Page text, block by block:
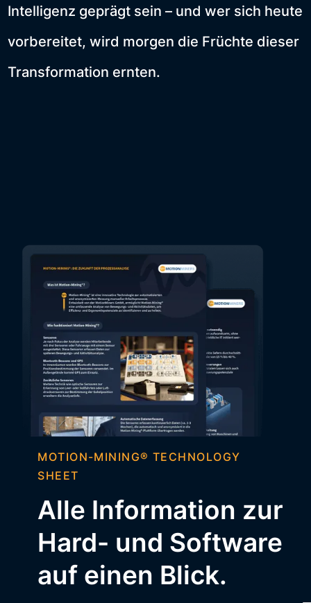
Intelligenz geprägt sein – und wer sich heute
vorbereitet, wird morgen die Früchte dieser
Transformation ernten.
MOTION-MINING® TECHNOLOGY
SHEET
Alle Information zur
Hard- und Software
auf einen Blick.